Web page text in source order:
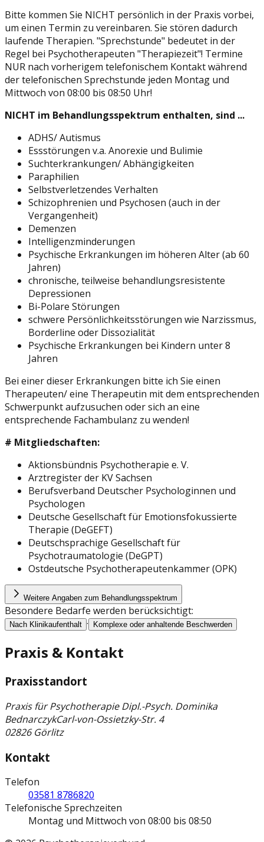
Bitte kommen Sie NICHT persönlich in der Praxis vorbei,
um einen Termin zu vereinbaren. Sie stören dadurch
laufende Therapien. "Sprechstunde" bedeutet in der
Regel bei Psychotherapeuten "Therapiezeit"! Termine
NUR nach vorherigem telefonischem Kontakt während
der telefonischen Sprechstunde jeden Montag und
Mittwoch von 08:00 bis 08:50 Uhr!
NICHT im Behandlungsspektrum enthalten, sind ...
ADHS/ Autismus
Essstörungen v.a. Anorexie und Bulimie
Suchterkrankungen/ Abhängigkeiten
Paraphilien
Selbstverletzendes Verhalten
Schizophrenien und Psychosen (auch in der
Vergangenheit)
Demenzen
Intelligenzminderungen
Psychische Erkrankungen im höheren Alter (ab 60
Jahren)
chronische, teilweise behandlungsresistente
Depressionen
Bi-Polare Störungen
schwere Persönlichkeitsstörungen wie Narzissmus,
Borderline oder Dissozialität
Psychische Erkrankungen bei Kindern unter 8
Jahren
Bei einer dieser Erkrankungen bitte ich Sie einen
Therapeuten/ eine Therapeutin mit dem entsprechenden
Schwerpunkt aufzusuchen oder sich an eine
entsprechende Fachambulanz zu wenden!
# Mitgliedschaften:
Aktionsbündnis Psychotherapie e. V.
Arztregister der KV Sachsen
Berufsverband Deutscher Psychologinnen und
Psychologen
Deutsche Gesellschaft für Emotionsfokussierte
Therapie (DeGEFT)
Deutschsprachige Gesellschaft für
Psychotraumatologie (DeGPT)
Ostdeutsche Psychotherapeutenkammer (OPK)
Weitere Angaben zum Behandlungsspektrum
Besondere Bedarfe werden berücksichtigt:
Nach Klinikaufenthalt · Komplexe oder anhaltende Beschwerden
Praxis & Kontakt
Praxisstandort
Praxis für Psychotherapie Dipl.-Psych. Dominika
BednarczykCarl-von-Ossietzky-Str. 4
02826 Görlitz
Kontakt
Telefon
03581 8786820
Telefonische Sprechzeiten
Montag und Mittwoch von 08:00 bis 08:50